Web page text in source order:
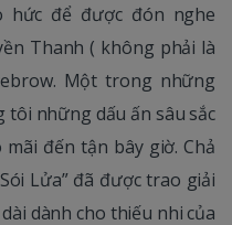
hức để được đón nghe
Thanh ( không phải là
Một trong những
tôi những dấu ấn sâu sắc
đến tận bây giờ. Chả
Lửa” đã được trao giải
dành cho thiếu nhi của